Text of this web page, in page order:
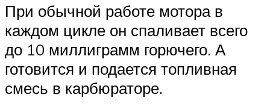
При обычной работе мотора в
каждом цикле он спаливает всего
до 10 миллиграмм горючего. А
готовится и подается топливная
смесь в карбюраторе.